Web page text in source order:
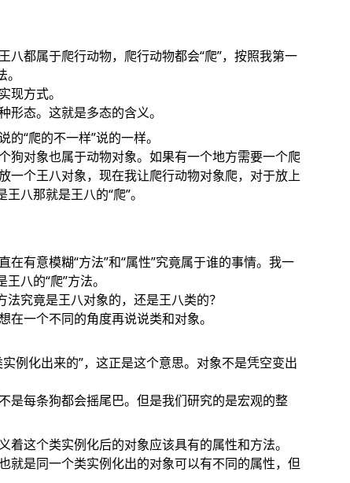
都属于爬行动物，爬行动物都会“爬”，按照我第一
现方式。
态。这就是多态的含义。
“爬的不一样”说的一样。
狗对象也属于动物对象。如果有一个地方需要一个爬
一个王八对象，现在我让爬行动物对象爬，对于放上
八那就是王八的“爬”。
有意模糊“方法”和“属性”究竟属于谁的事情。我一
八的“爬”方法。
究竟是王八对象的，还是王八类的？
一个不同的角度再说说类和对象。
例化出来的”，这正是这个意思。对象不是凭空变出
是每条狗都会摇尾巴。但是我们研究的是宏观的整
这个类实例化后的对象应该具有的属性和方法。
就是同一个类实例化出的对象可以有不同的属性，但